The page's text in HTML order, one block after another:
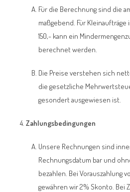
Für die Berechnung sind die
maßgebend. Für
150,- kann ein
berechnet werden.
Die Preise verstehen sich
die gesetzliche
gesondert ausgewiesen ist.
Zahlungsbedingungen
Unsere Rechnungen sind
Rechnungsdatum bar und
bezahlen. Bei Vorauszahlung
gewähren wir 2% Skonto. Bei